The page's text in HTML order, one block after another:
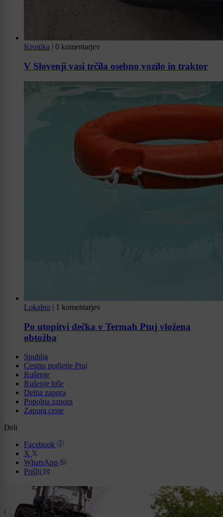
Kronika | 0 komentarjev
V Slovenji vasi trčila osebno vozilo in traktor
Lokalno | 1 komentarjev
Po utopitvi dečka v Termah Ptuj vložena
obtožba
Spuhlja
Cestno podjetje Ptuj
Rušenje
Rušenje hiše
Delna zapora
Popolna zapora
Zapora ceste
Deli
Facebook
X
WhatsApp
Pošlji